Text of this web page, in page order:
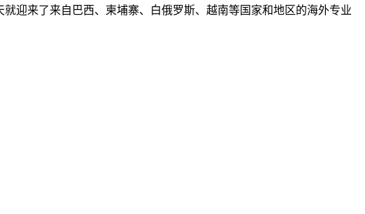
迎来了来自巴西、柬埔寨、白俄罗斯、越南等国家和地区的海外专业